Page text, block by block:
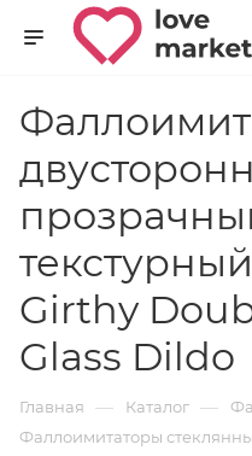
Girthy
Glass Dildo
Главная — Каталог —
Фаллоимитаторы